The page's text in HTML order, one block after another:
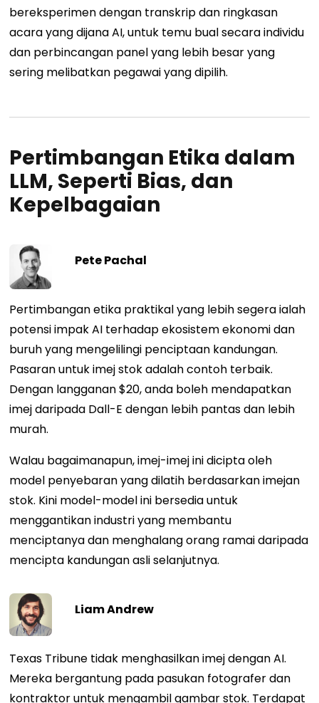
bereksperimen dengan transkrip dan ringkasan
acara yang dijana AI, untuk temu bual secara individu
dan perbincangan panel yang lebih besar yang
sering melibatkan pegawai yang dipilih.
Pertimbangan Etika dalam
LLM, Seperti Bias, dan
Kepelbagaian
Pete Pachal
Pertimbangan etika praktikal yang lebih segera ialah
potensi impak AI terhadap ekosistem ekonomi dan
buruh yang mengelilingi penciptaan kandungan.
Pasaran untuk imej stok adalah contoh terbaik.
Dengan langganan $20, anda boleh mendapatkan
imej daripada Dall-E dengan lebih pantas dan lebih
murah.
Walau bagaimanapun, imej-imej ini dicipta oleh
model penyebaran yang dilatih berdasarkan imejan
stok. Kini model-model ini bersedia untuk
menggantikan industri yang membantu
menciptanya dan menghalang orang ramai daripada
mencipta kandungan asli selanjutnya.
Liam Andrew
Texas Tribune tidak menghasilkan imej dengan AI.
Mereka bergantung pada pasukan fotografer dan
kontraktor untuk mengambil gambar stok. Terdapat